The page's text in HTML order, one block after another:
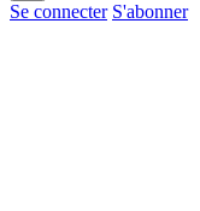
Se connecter S'abonner